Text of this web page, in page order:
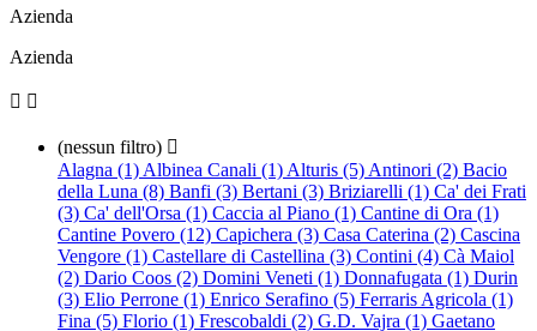
Azienda
Azienda
 
(nessun filtro) 
Alagna (1) Albinea Canali (1) Alturis (5) Antinori (2) Bacio
della Luna (8) Banfi (3) Bertani (3) Briziarelli (1) Ca' dei Frati
(3) Ca' dell'Orsa (1) Caccia al Piano (1) Cantine di Ora (1)
Cantine Povero (12) Capichera (3) Casa Caterina (2) Cascina
Vengore (1) Castellare di Castellina (3) Contini (4) Cà Maiol
(2) Dario Coos (2) Domini Veneti (1) Donnafugata (1) Durin
(3) Elio Perrone (1) Enrico Serafino (5) Ferraris Agricola (1)
Fina (5) Florio (1) Frescobaldi (2) G.D. Vajra (1) Gaetano